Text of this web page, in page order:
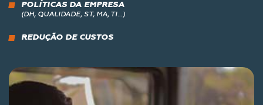
POLÍTICAS DA EMPRESA
(DH, QUALIDADE, ST, MA, TI…)
REDUÇÃO DE CUSTOS